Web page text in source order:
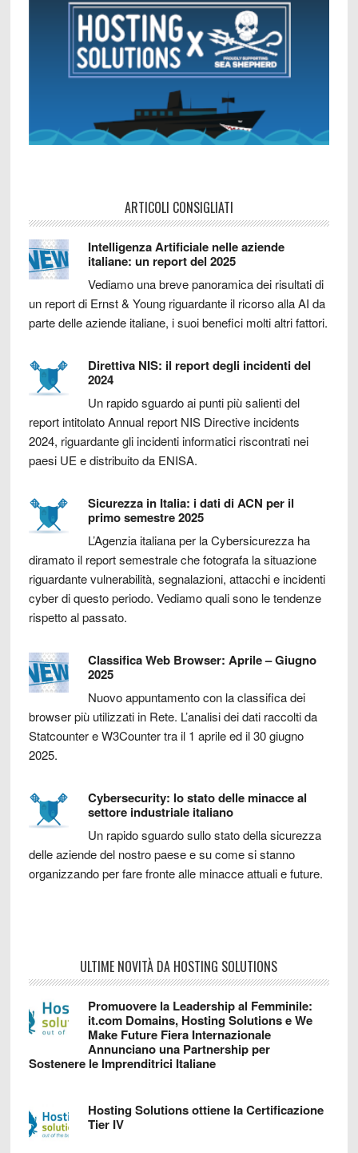
ARTICOLI CONSIGLIATI
Intelligenza Artificiale nelle aziende
italiane: un report del 2025
Vediamo una breve panoramica dei risultati di
un report di Ernst & Young riguardante il ricorso alla AI da
parte delle aziende italiane, i suoi benefici molti altri fattori.
Direttiva NIS: il report degli incidenti del
2024
Un rapido sguardo ai punti più salienti del
report intitolato Annual report NIS Directive incidents
2024, riguardante gli incidenti informatici riscontrati nei
paesi UE e distribuito da ENISA.
Sicurezza in Italia: i dati di ACN per il
primo semestre 2025
L’Agenzia italiana per la Cybersicurezza ha
diramato il report semestrale che fotografa la situazione
riguardante vulnerabilità, segnalazioni, attacchi e incidenti
cyber di questo periodo. Vediamo quali sono le tendenze
rispetto al passato.
Classifica Web Browser: Aprile – Giugno
2025
Nuovo appuntamento con la classifica dei
browser più utilizzati in Rete. L’analisi dei dati raccolti da
Statcounter e W3Counter tra il 1 aprile ed il 30 giugno
2025.
Cybersecurity: lo stato delle minacce al
settore industriale italiano
Un rapido sguardo sullo stato della sicurezza
delle aziende del nostro paese e su come si stanno
organizzando per fare fronte alle minacce attuali e future.
ULTIME NOVITÀ DA HOSTING SOLUTIONS
Promuovere la Leadership al Femminile:
it.com Domains, Hosting Solutions e We
Make Future Fiera Internazionale
Annunciano una Partnership per
Sostenere le Imprenditrici Italiane
Hosting Solutions ottiene la Certificazione
Tier IV